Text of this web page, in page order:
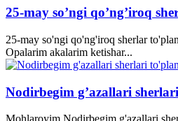
25-may so’ngi qo’ng’iroq
25-may so'ngi qo'ng'iroq sherlar
Opalarim akalarim ketishar...
Nodirbegim g’azallari